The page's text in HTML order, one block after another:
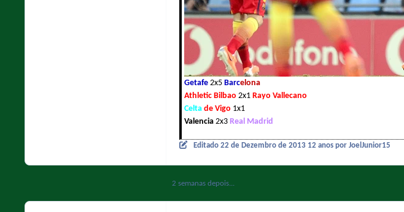
Getafe 2x5 Barcelona
Athletic Bilbao 2x1 Rayo Vallecano
Celta de Vigo 1x1
Valencia 2x3 Real Madrid
Editado 22 de Dezembro de 2013 12 anos por JoelJunior15
2 semanas depois...